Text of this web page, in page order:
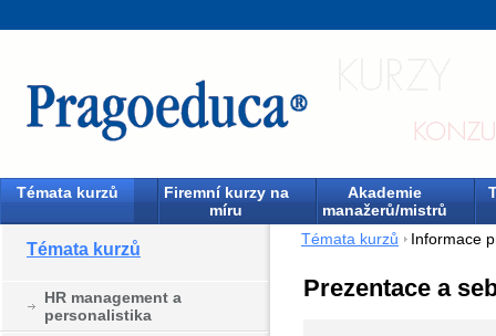
Témata kurzů
Firemní kurzy na
míru
Akademie
manažerů/mistrů
Témata kurzů
HR management a
personalistika
Témata kurzů Informace
Prezentace a